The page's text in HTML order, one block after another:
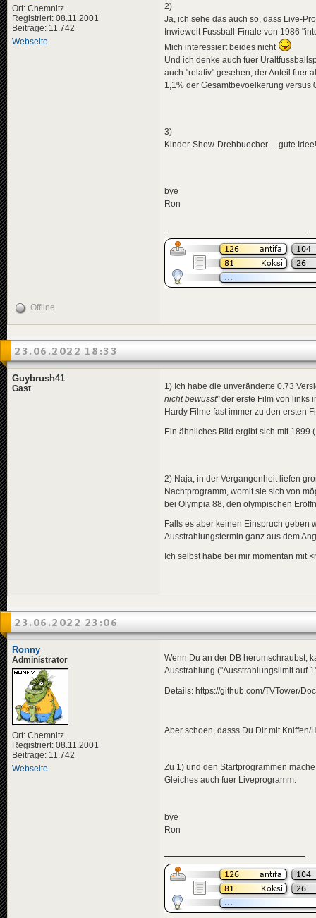
Ort: Chemnitz
Registriert: 08.11.2001
Beiträge: 11.742
Webseite
2)
Ja, ich sehe das auch so, dass Live-
Inwieweit Fussball-Finale von 1986
Mich interessiert beides nicht
Und ich denke auch fuer
auch "relativ" gesehen, der Anteil fuer
1,1% der Gesamtbevoelkerung versus
3)
Kinder-Show-Drehbuecher ... gute Idee!
bye
Ron
Offline
23.06.2022 18:33
Guybrush41
Gast
1) Ich habe die unveränderte 0.73
nicht bewusst"der erste Film von links
Hardy Filme fast immer zu den ersten
Ein ähnliches Bild ergibt sich mit 1899
2) Naja, in der Vergangenheit liefen
Nachtprogramm, womit sie sich von
bei Olympia 88, den olympischen
Falls es aber keinen Einspruch geben
Ausstrahlungstermin ganz aus dem
Ich selbst habe bei mir momentan mit
23.06.2022 23:06
Ronny
Administrator
Ort: Chemnitz
Registriert: 08.11.2001
Beiträge: 11.742
Webseite
Wenn Du an der DB herumschraubst,
Ausstrahlung ("Ausstrahlungslimit auf
Details: https://github.com/TVTower/
Aber schoen, dasss Du Dir mit
Zu 1) und den Startprogrammen
Gleiches auch fuer Liveprogramm.
bye
Ron